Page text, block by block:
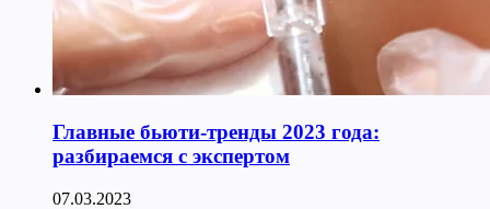
Главные бьюти-тренды 2023 года:
разбираемся с экспертом
07.03.2023